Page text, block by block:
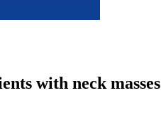
with neck masses